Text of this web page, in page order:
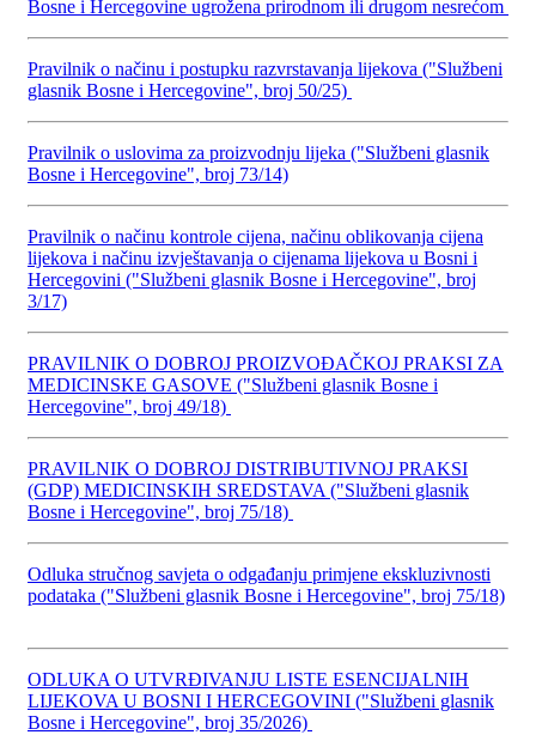
Bosne i Hercegovine ugrožena prirodnom ili drugom nesrećom
Pravilnik o načinu i postupku razvrstavanja lijekova ("Službeni
glasnik Bosne i Hercegovine", broj 50/25)
Pravilnik o uslovima za proizvodnju lijeka ("Službeni glasnik
Bosne i Hercegovine", broj 73/14)
Pravilnik o načinu kontrole cijena, načinu oblikovanja cijena
lijekova i načinu izvještavanja o cijenama lijekova u Bosni i
Hercegovini ("Službeni glasnik Bosne i Hercegovine", broj
3/17)
PRAVILNIK O DOBROJ PROIZVOĐAČKOJ PRAKSI ZA
MEDICINSKE GASOVE ("Službeni glasnik Bosne i
Hercegovine", broj 49/18)
PRAVILNIK O DOBROJ DISTRIBUTIVNOJ PRAKSI
(GDP) MEDICINSKIH SREDSTAVA ("Službeni glasnik
Bosne i Hercegovine", broj 75/18)
Odluka stručnog savjeta o odgađanju primjene ekskluzivnosti
podataka ("Službeni glasnik Bosne i Hercegovine", broj 75/18)
ODLUKA O UTVRĐIVANJU LISTE ESENCIJALNIH
LIJEKOVA U BOSNI I HERCEGOVINI ("Službeni glasnik
Bosne i Hercegovine", broj 35/2026)